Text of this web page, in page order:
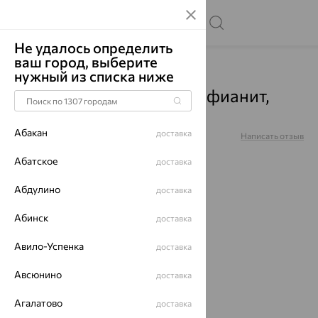
Главная Каталог Подвески
Подвеска "Рак", золото, фианит,
035865
Артикул: Написать отзыв
Не удалось определить
ваш город, выберите
нужный из списка ниже
Абакан доставка
Абатское доставка
Абдулино доставка
Абинск доставка
Авило-Успенка доставка
Авсюнино доставка
Агалатово доставка